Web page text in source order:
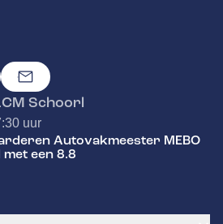
Schoorl
uur
Autovakmeester MEBO
een 8.8